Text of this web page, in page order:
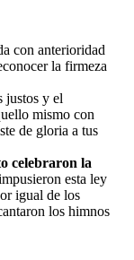
con anterioridad
la firmeza
justos y el
mismo con
de gloria a tus
celebraron la
esta ley
igual de los
los himnos